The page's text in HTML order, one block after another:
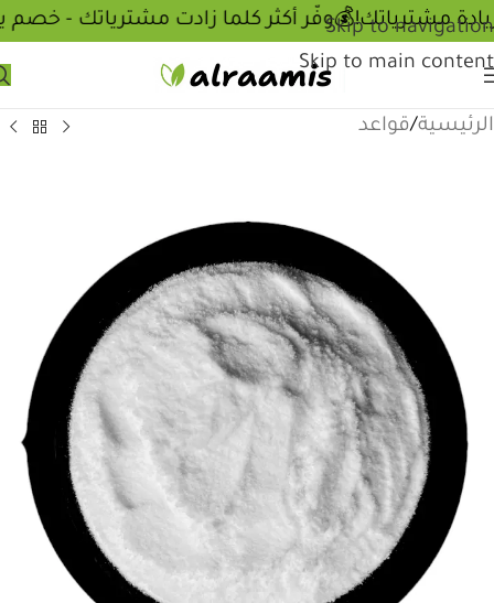
Skip to navigation
Skip to main content
💰وفّر أكثر كلما زادت مشترياتك - خصم
الرئيسية/قواعد